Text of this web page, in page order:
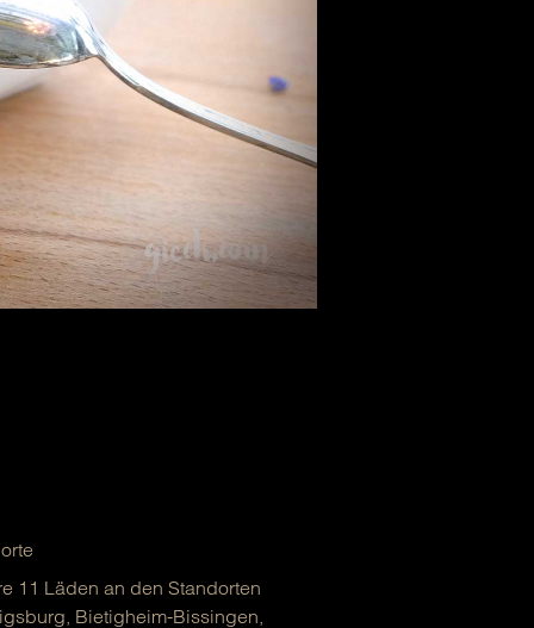
11 Läden an den Standorten
Bietigheim-Bissingen,